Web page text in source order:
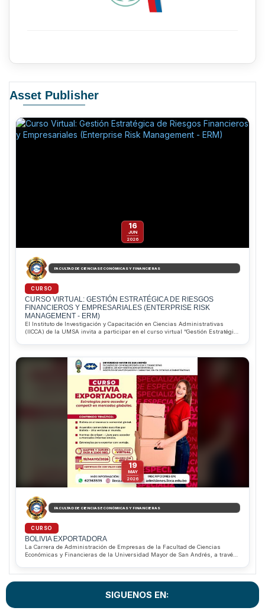
Asset Publisher
16
JUN
2026
FACULTAD DE CIENCIAS ECONÓMICAS Y FINANCIERAS
CURSO
CURSO VIRTUAL: GESTIÓN ESTRATÉGICA DE RIESGOS
FINANCIEROS Y EMPRESARIALES (ENTERPRISE RISK
MANAGEMENT - ERM)
El Instituto de Investigación y Capacitación en Ciencias Administrativas
(IICCA) de la UMSA invita a participar en el curso virtual “Gestión Estratégica
riesgos corporativos bajo estándares internacionales. Además, ofrece
descuentos del 10% para estudiantes regulares de la Facultad de Ciencias
Económicas y Financieras y del 20% para estudiantes sobresalientes de la
Carrera de Administración de Empresas. Informes e inscripciones al
WhatsApp 62363535.
19
MAY
2026
FACULTAD DE CIENCIAS ECONÓMICAS Y FINANCIERAS
CURSO
BOLIVIA EXPORTADORA
La Carrera de Administración de Empresas de la Facultad de Ciencias
Económicas y Financieras de la Universidad Mayor de San Andrés, a través
herramientas clave para competir en mercados globales mediante una
SIGUENOS EN: